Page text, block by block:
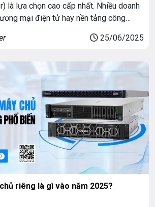
là lựa chọn cao cấp nhất. Nhiều doanh
mại điện tử hay nền tảng công
ứng dụng, phía sau đó luôn có […]
25/06/2025
riêng là gì vào năm 2025?